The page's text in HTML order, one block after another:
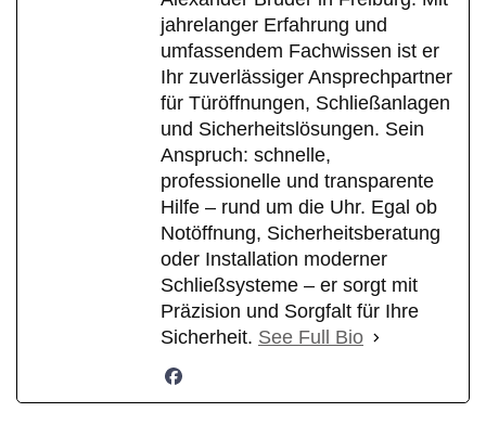
jahrelanger Erfahrung und
umfassendem Fachwissen ist er
Ihr zuverlässiger Ansprechpartner
für Türöffnungen, Schließanlagen
und Sicherheitslösungen. Sein
Anspruch: schnelle,
professionelle und transparente
Hilfe – rund um die Uhr. Egal ob
Notöffnung, Sicherheitsberatung
oder Installation moderner
Schließsysteme – er sorgt mit
Präzision und Sorgfalt für Ihre
Sicherheit. See Full Bio